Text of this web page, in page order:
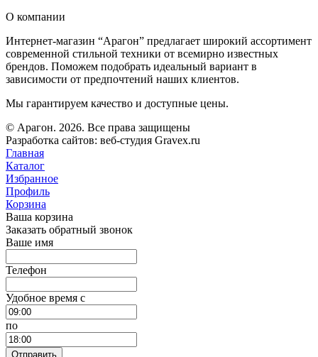
О компании
Интернет-магазин “Арагон” предлагает широкий ассортимент
современной стильной техники от всемирно известных
брендов. Поможем подобрать идеальный вариант в
зависимости от предпочтений наших клиентов.
Мы гарантируем качество и доступные цены.
© Арагон. 2026. Все права защищены
Разработка сайтов: веб-студия Gravex.ru
Главная
Каталог
Избранное
Профиль
Корзина
Ваша корзина
Заказать обратный звонок
Ваше имя
Телефон
Удобное время c
по
Отправить